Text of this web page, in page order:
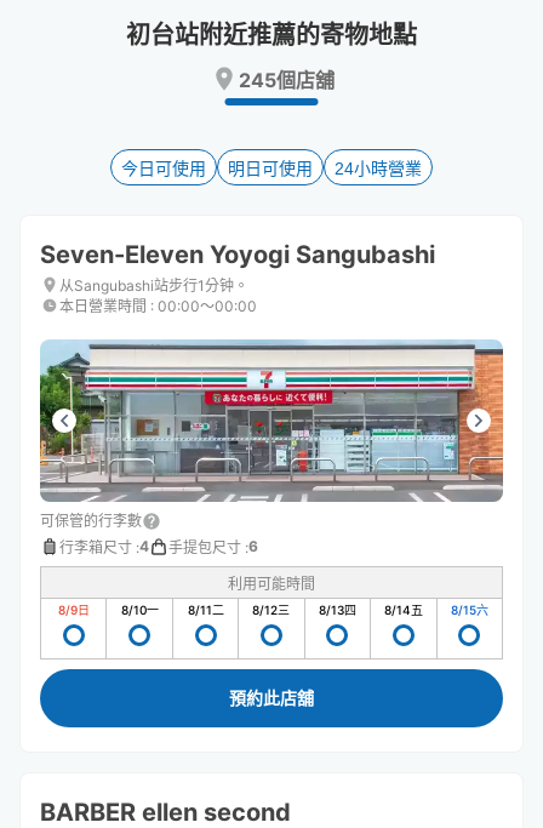
keyboard
shortcuts
for
changing
dates.
a
date.
Press
key
to
keyboard
shortcuts
for
changing
dates.
初台站附近推薦的寄物地點
245個店舖
今日可使用 明日可使用 24小時營業
Seven-Eleven Yoyogi Sangubashi
从Sangubashi站步行1分钟。
本日營業時間 : 00:00〜00:00
可保管的行李數
行李箱尺寸 :4 手提包尺寸 :6
利用可能時間
8/9日 8/10一 8/11二 8/12三 8/13四 8/14五 8/15六
預約此店舖
BARBER ellen second